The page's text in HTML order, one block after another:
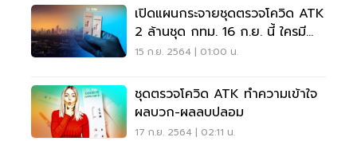
เปิดแผนกระจายชุดตรวจโควิด ATK
2 ล้านชุด กทม. 16 ก.ย. นี้ ใครมี
สิทธิ์ได้รับบ้าง
15 ก.ย. 2564 | 01:00 น.
ชุดตรวจโควิด ATK ทำความเข้าใจ
ผลบวก-ผลลบปลอม
17 ก.ย. 2564 | 02:11 น.